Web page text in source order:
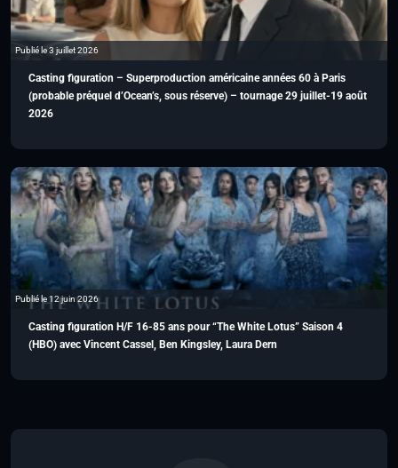
Publié le 3 juillet 2026
Casting figuration – Superproduction américaine années 60 à Paris
(probable préquel d’Ocean’s, sous réserve) – tournage 29 juillet-19 août
2026
Publié le 12 juin 2026
Casting figuration H/F 16-85 ans pour “The White Lotus” Saison 4
(HBO) avec Vincent Cassel, Ben Kingsley, Laura Dern